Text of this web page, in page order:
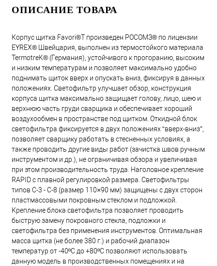
ОПИСАНИЕ ТОВАРА
Корпус щитка Favori®T произведен РОСОМЗ® по лицензии
EYREX® Швейцария, выполнен из термостойкого материала
TermotreK® (Германия), устойчивого к прогоранию, высоким
и низким температурам и позволяет максимально удобно
поднимать щиток вверх и опускать вниз, фиксируя в данных
положениях. Светофильтр улучшает обзор, конструкция
корпуса щитка максимально защищает голову, лицо, шею и
верхнюю часть груди сварщика и обеспечивает хороший
воздухообмен в пространстве под щитком. Откидной блок
светофильтра фиксируется в двух положениях “вверх-вниз”,
позволяет сварщику работать в стесненных условиях, а
также проводить другие виды работ (зачистка швов ручным
инструментом и др.), не ограничивая обзора и увеличивая
при этом производительность труда. Наголовное крепление
RAPID с плавной регулировкой размера. Светофильтры
типов С-3 - С-8 (размер 110×90 мм) защищены с двух сторон
пластмассовыми покровным стеклом и подложкой.
Крепление блока светофильтра позволяет проводить
быструю замену покровного стекла, подложки и
светофильтра без применения инструментов. Оптимальная
масса щитка (не более 380 г.) и рабочий диапазон
температур от -40ºС до +80ºС позволяют использовать
данную модель в производственных помещениях и на